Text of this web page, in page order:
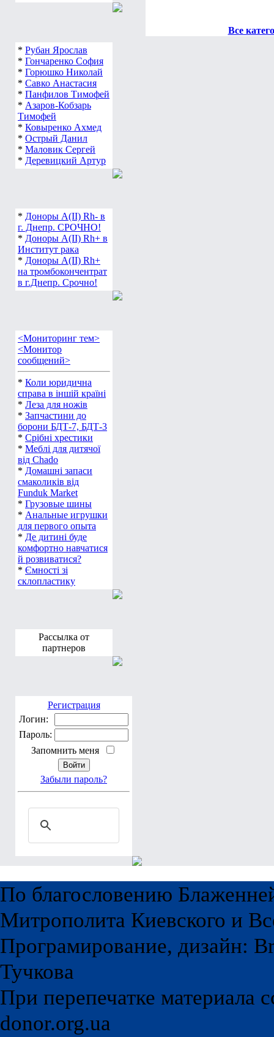
* Рубан Ярослав
* Гончаренко София
* Горюшко Николай
* Савко Анастасия
* Панфилов Тимофей
* Азаров-Кобзарь
Тимофей
* Ковыренко Ахмед
* Острый Данил
* Маловик Сергей
* Деревицкий Артур
* Доноры А(ІІ) Rh- в
г. Днепр. СРОЧНО!
* Доноры А(ІІ) Rh+ в
Институт рака
* Доноры А(ІІ) Rh+
на тромбокончентрат
в г.Днепр. Срочно!
<Мониторинг тем>
<Монитор
сообщений>
* Коли юридична
справа в іншій країні
* Леза для ножів
* Запчастини до
борони БДТ-7, БДТ-3
* Срібні хрестики
* Меблі для дитячої
від Chado
* Домашні запаси
смаколиків від
Funduk Market
* Грузовые шины
* Анальные игрушки
для первого опыта
* Де дитині буде
комфортно навчатися
й розвиватися?
* Ємності зі
склопластику
Рассылка от
партнеров
Регистрация
Логин:
Пароль:
Запомнить меня
Забыли пароль?
Все
По благословению
Митрополита Киевского и
Програмирование, дизайн:
Тучкова
При перепечатке материала
donor.org.ua